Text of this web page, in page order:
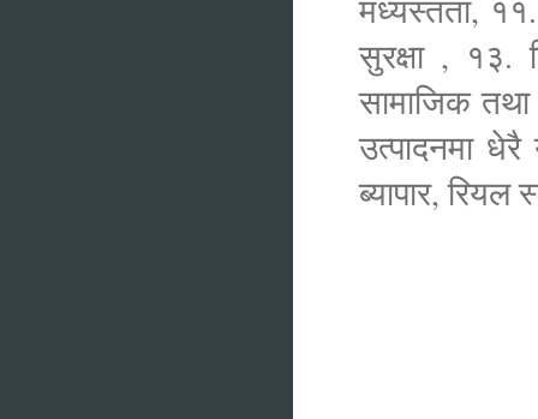
मध्यस्तता,
सुरक्षा , १३.
सामाजिक
उत्पादनमा
ब्यापार,